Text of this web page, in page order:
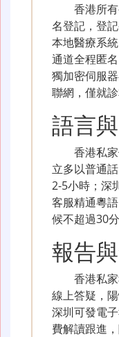
香港所
名登記，登
本地醫療系
通道全程匿
獨加密伺服
聯網，僅就診
語言
香港私
立多以普通
2-5小時；深
客服精通粵
候不超過30分
報告
香港私
線上答疑，
深圳可發電
費解讀跟進